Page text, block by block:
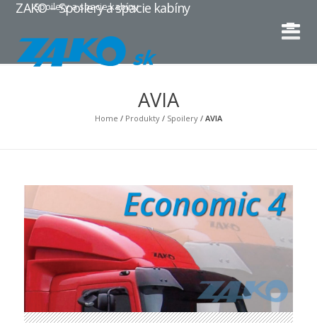
ZAKO – Spoilery a spacie kabíny
Spoilery a spacie kabíny
AVIA
Home / Produkty/ Spoilery/ AVIA